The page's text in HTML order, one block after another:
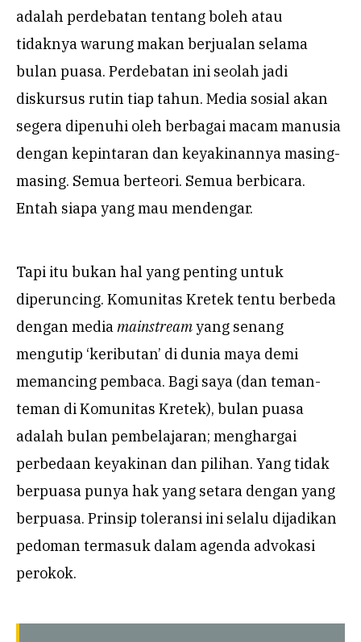
adalah perdebatan tentang boleh atau
tidaknya warung makan berjualan selama
bulan puasa. Perdebatan ini seolah jadi
diskursus rutin tiap tahun. Media sosial akan
segera dipenuhi oleh berbagai macam manusia
dengan kepintaran dan keyakinannya masing-
masing. Semua berteori. Semua berbicara.
Entah siapa yang mau mendengar.
Tapi itu bukan hal yang penting untuk
diperuncing. Komunitas Kretek tentu berbeda
dengan mediamainstreamyang senang
mengutip ‘keributan’ di dunia maya demi
memancing pembaca. Bagi saya (dan teman-
teman di Komunitas Kretek), bulan puasa
adalah bulan pembelajaran; menghargai
perbedaan keyakinan dan pilihan. Yang tidak
berpuasa punya hak yang setara dengan yang
berpuasa. Prinsip toleransi ini selalu dijadikan
pedoman termasuk dalam agenda advokasi
perokok.